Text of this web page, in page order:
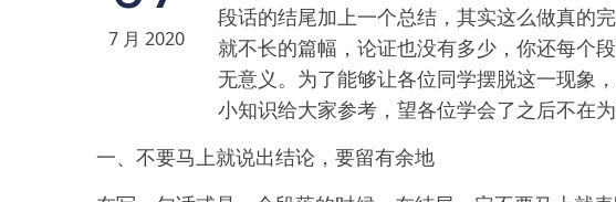
7 月 2020
段话的结尾加上一个总结，其实这么做真的
就不长的篇幅，论证也没有多少，你还每个
无意义。为了能够让各位同学摆脱这一现象
小知识给大家参考，望各位学会了之后不在为
一、不要马上就说出结论，要留有余地